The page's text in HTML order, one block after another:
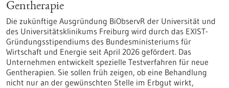
Gentherapie
Die zukünftige Ausgründung BiObservR der Universität und
des Universitätsklinikums Freiburg wird durch das EXIST-
Gründungsstipendiums des Bundesministeriums für
Wirtschaft und Energie seit April 2026 gefördert. Das
Unternehmen entwickelt spezielle Testverfahren für neue
Gentherapien. Sie sollen früh zeigen, ob eine Behandlung
nicht nur an der gewünschten Stelle im Erbgut wirkt,